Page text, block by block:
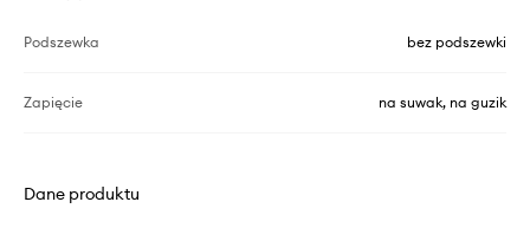
Podszewka bez podszewki
Zapięcie na suwak, na guzik
Dane produktu